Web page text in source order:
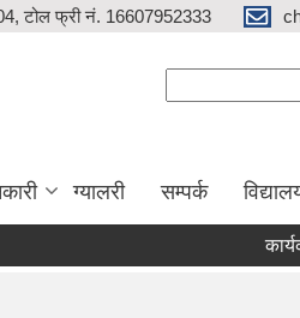
टोल फ्री नं. 16607952333
ग्यालरी सम्पर्क